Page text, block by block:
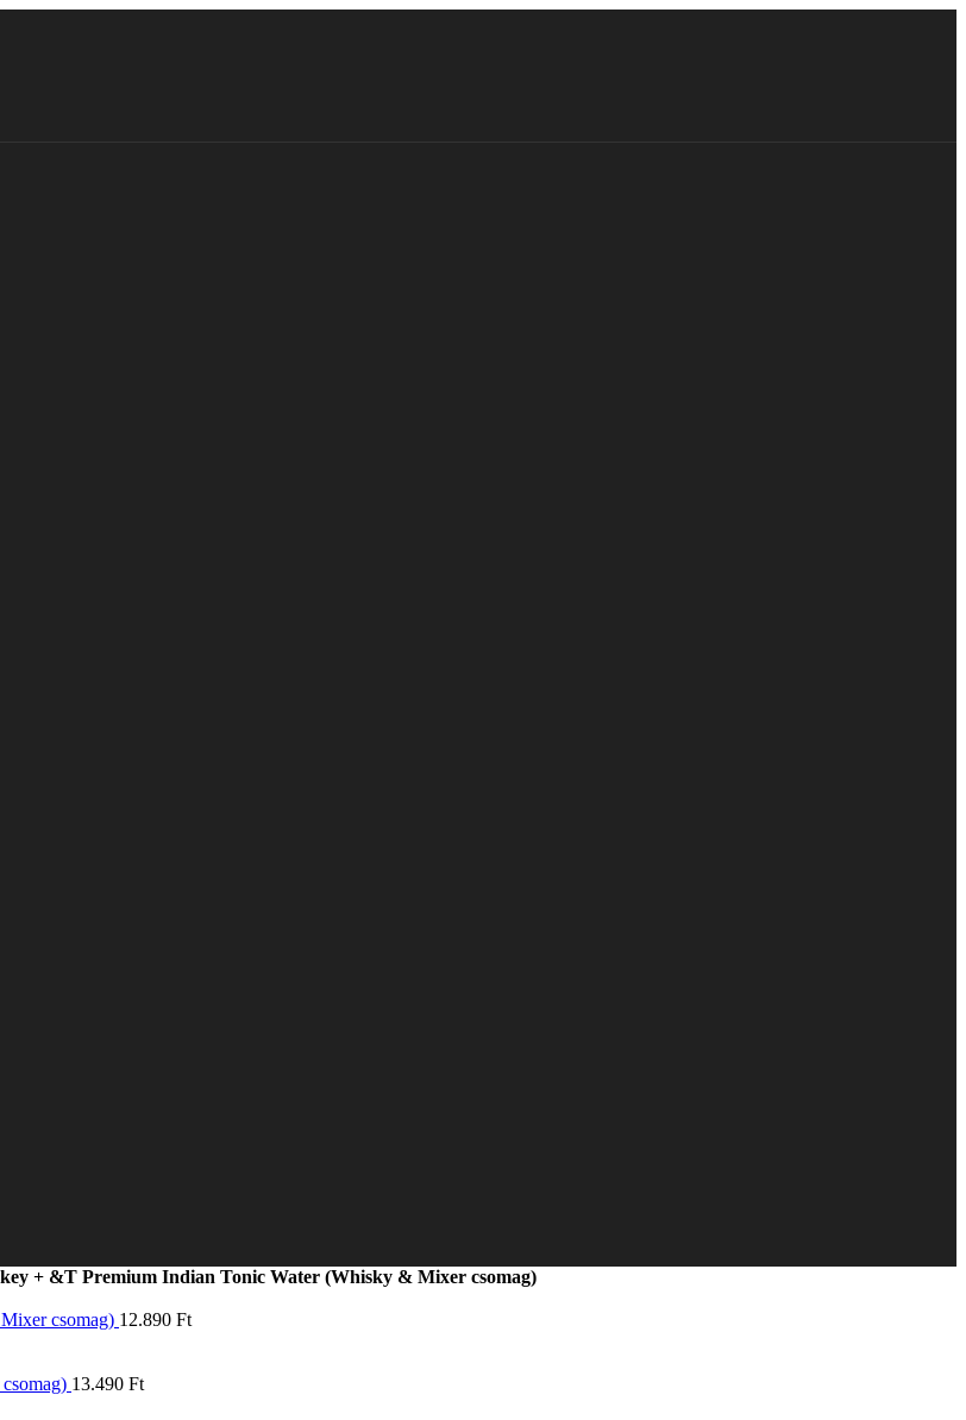
+ &T Premium Indian Tonic Water (Whisky & Mixer csomag)
csomag) 12.890 Ft
13.490 Ft